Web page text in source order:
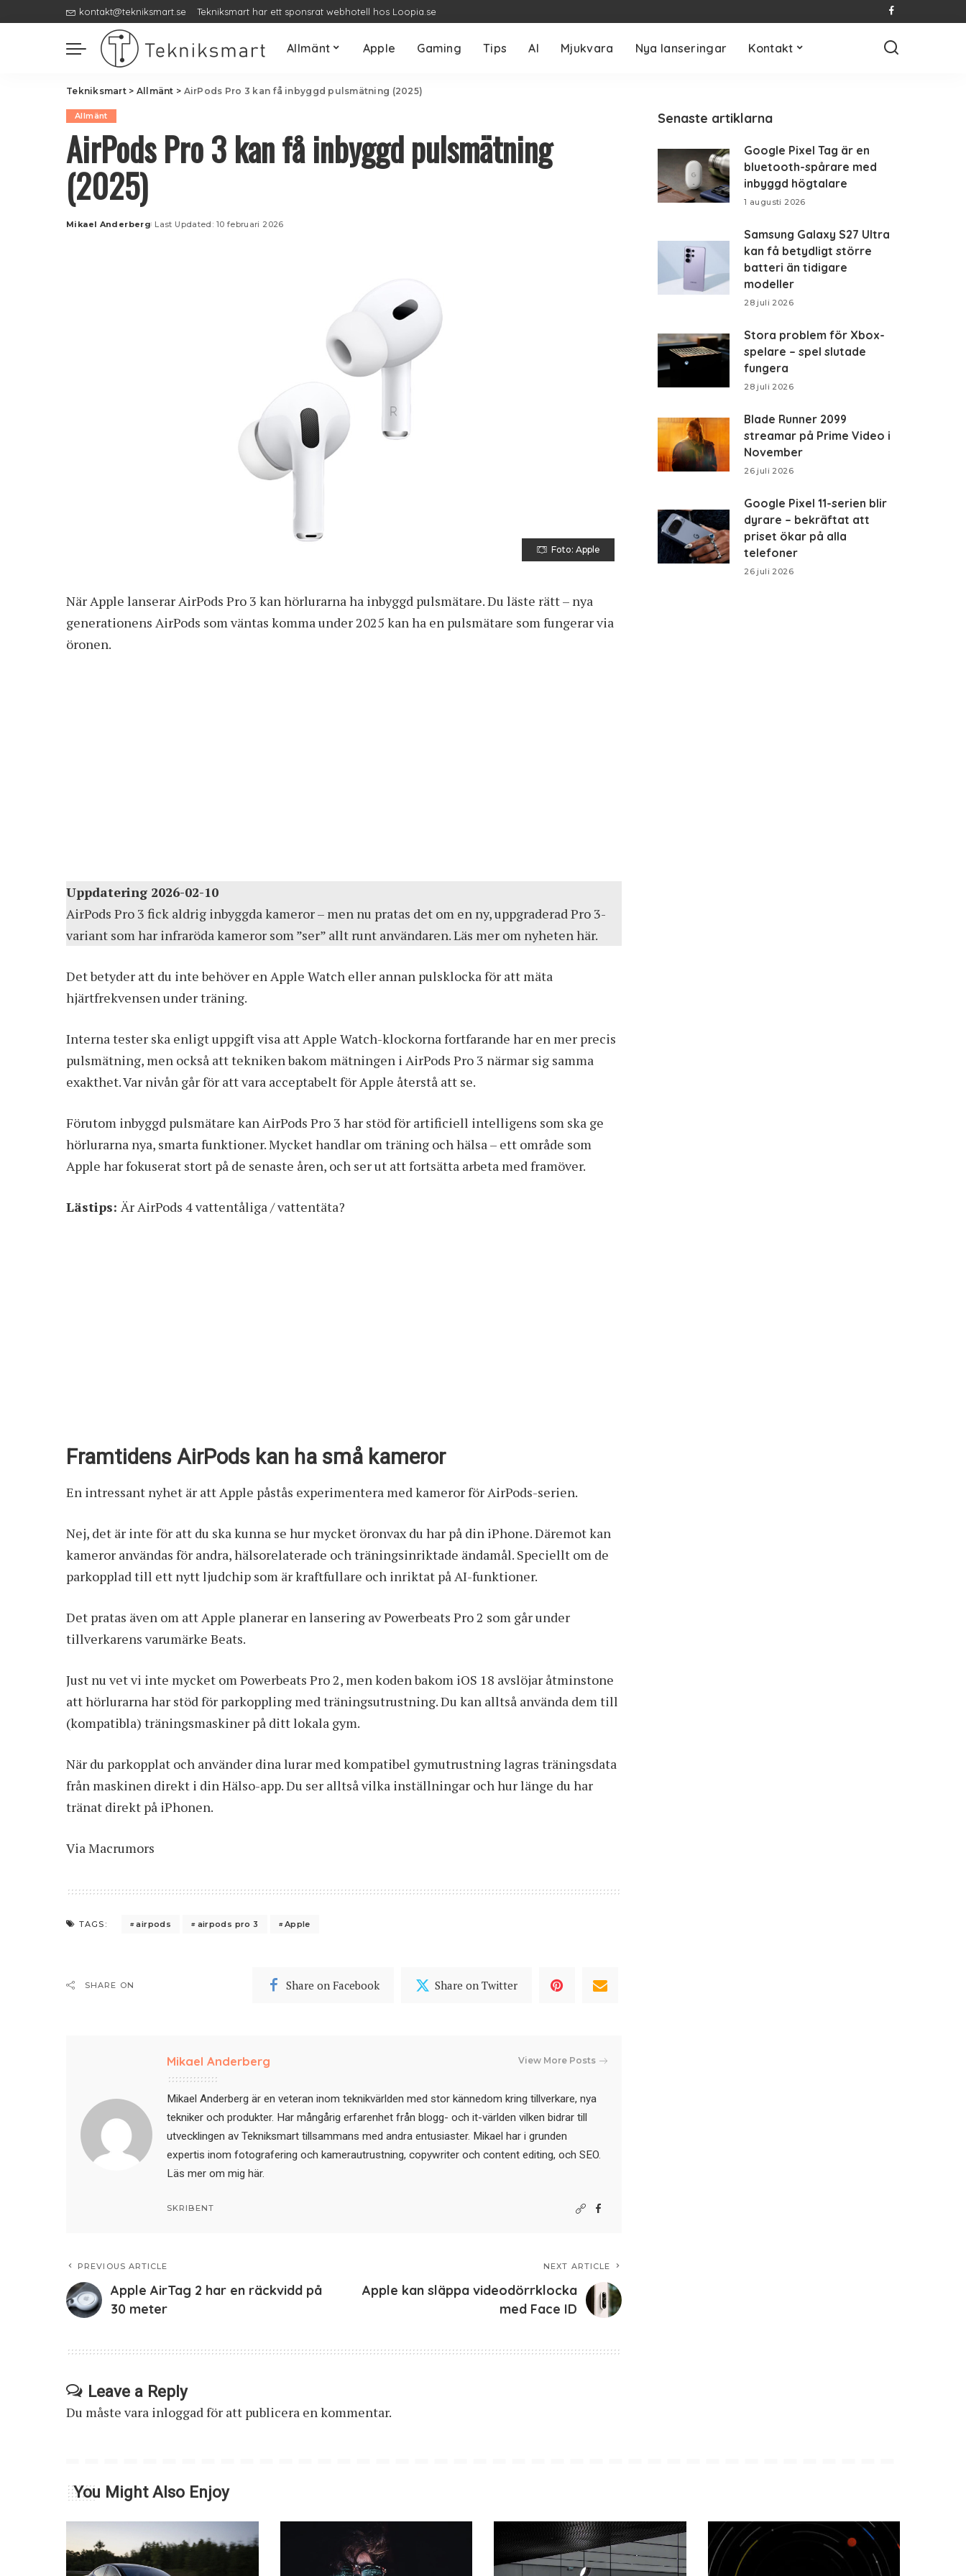
kontakt@tekniksmart.se Tekniksmart har ett sponsrat webhotell hos Loopia.se
Allmänt Apple Gaming Tips AI Mjukvara Nya lanseringar Kontakt
Tekniksmart> Allmänt > AirPods Pro 3 kan få inbyggd pulsmätning (2025)
Allmänt
AirPods Pro 3 kan få inbyggd pulsmätning
(2025)
Posted
Mikael Anderberg Last Updated: 10 februari 2026
Foto: Apple
När Apple lanserar AirPods Pro 3 kan hörlurarna ha inbyggd pulsmätare. Du läste rätt – nya
generationens AirPods som väntas komma under 2025 kan ha en pulsmätare som fungerar via
öronen.
Uppdatering 2026-02-10
AirPods Pro 3 fick aldrig inbyggda kameror – men nu pratas det om en ny, uppgraderad Pro 3-
variant som har infraröda kameror som ”ser” allt runt användaren.Läs mer om nyheten här.
Det betyder att du inte behöver enApple Watch eller annan pulsklocka för att mäta
hjärtfrekvensen under träning.
Interna tester ska enligt uppgift visa att Apple Watch-klockorna fortfarande har en mer precis
pulsmätning, men också att tekniken bakom mätningen i AirPods Pro 3 närmar sig samma
exakthet. Var nivån går för att vara acceptabelt för Apple återstå att se.
Förutom inbyggd pulsmätare kan AirPods Pro 3 har stöd för artificiell intelligens som ska ge
hörlurarna nya, smarta funktioner. Mycket handlar om träning och hälsa – ett område som
Apple har fokuserat stort på de senaste åren, och ser ut att fortsätta arbeta med framöver.
Lästips: Är AirPods 4 vattentåliga / vattentäta?
Framtidens AirPods kan ha små kameror
En intressant nyhet är att Apple påstås experimentera med kameror för AirPods-serien.
Nej, det är inte för att du ska kunna se hur mycket öronvax du har på din iPhone. Däremot kan
kameror användas för andra, hälsorelaterade och träningsinriktade ändamål. Speciellt om de
parkopplad till ett nytt ljudchip som är kraftfullare och inriktat på AI-funktioner.
Det pratas även om att Apple planerar en lansering av Powerbeats Pro 2 som går under
tillverkarens varumärke Beats.
Just nu vet vi inte mycket om Powerbeats Pro 2, men koden bakom iOS 18 avslöjar åtminstone
att hörlurarna har stöd för parkoppling med träningsutrustning. Du kan alltså använda dem till
(kompatibla) träningsmaskiner på ditt lokala gym.
När du parkopplat och använder dina lurar med kompatibel gymutrustning lagras träningsdata
från maskinen direkt i din Hälso-app. Du ser alltså vilka inställningar och hur länge du har
tränat direkt på iPhonen.
ViaMacrumors
TAGS: airpods airpods pro 3 Apple
SHARE ON Share on Facebook Share on Twitter
Mikael Anderberg View More Posts
Mikael Anderberg är en veteran inom teknikvärlden med stor kännedom kring tillverkare, nya
tekniker och produkter. Har mångårig erfarenhet från blogg- och it-världen vilken bidrar till
utvecklingen av Tekniksmart tillsammans med andra entusiaster. Mikael har i grunden
expertis inom fotografering och kamerautrustning, copywriter och content editing, och SEO.
Läs mer om mig här.
SKRIBENT
PREVIOUS ARTICLE
Apple AirTag 2 har en räckvidd på
30 meter
NEXT ARTICLE
Apple kan släppa videodörrklocka
med Face ID
Leave a Reply
Du måste vara inloggadför att publicera en kommentar.
Senaste artiklarna
Google Pixel Tag är en
bluetooth-spårare med
inbyggd högtalare
1 augusti 2026
Samsung Galaxy S27 Ultra
kan få betydligt större
batteri än tidigare
modeller
28 juli 2026
Stora problem för Xbox-
spelare – spel slutade
fungera
28 juli 2026
Blade Runner 2099
streamar på Prime Video i
November
26 juli 2026
Google Pixel 11-serien blir
dyrare – bekräftat att
priset ökar på alla
telefoner
26 juli 2026
You Might Also Enjoy